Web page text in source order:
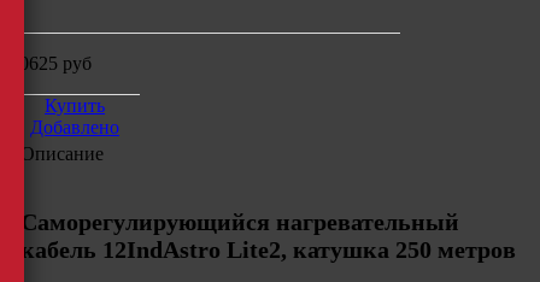
60625 руб
Купить
Добавлено
Описание
Саморегулирующийся нагревательный
кабель 12IndAstro Lite2, катушка 250 метров